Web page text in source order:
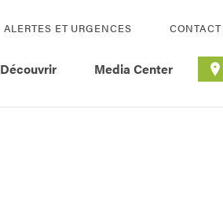
ALERTES ET URGENCES CONTACT
Découvrir Media Center